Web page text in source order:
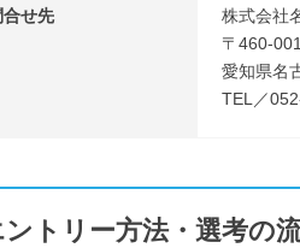
合せ先
株式会社
〒460-
愛知県名
TEL／
ントリー方法・選考の